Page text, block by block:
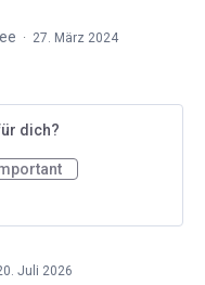
· 27. März 2024
dich?
Juli 2026